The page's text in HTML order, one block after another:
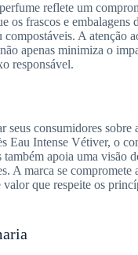
reflete um
os frascos e embalagens
A atenção
apenas minimiza o
responsável.
seus consumidores
Eau Intense Vétiver, o
apoia uma visão
A marca se compromete
que respeite os